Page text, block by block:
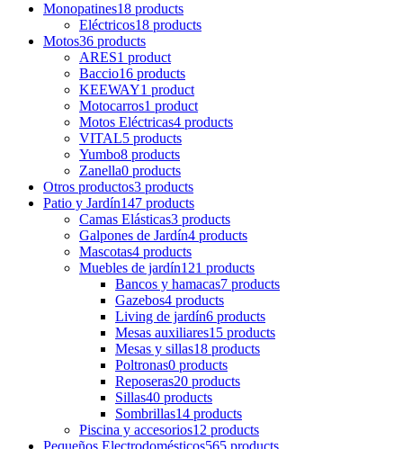
Monopatines18 products
Eléctricos18 products
Motos36 products
ARES1 product
Baccio16 products
KEEWAY1 product
Motocarros1 product
Motos Eléctricas4 products
VITAL5 products
Yumbo8 products
Zanella0 products
Otros productos3 products
Patio y Jardín147 products
Camas Elásticas3 products
Galpones de Jardín4 products
Mascotas4 products
Muebles de jardín121 products
Bancos y hamacas7 products
Gazebos4 products
Living de jardín6 products
Mesas auxiliares15 products
Mesas y sillas18 products
Poltronas0 products
Reposeras20 products
Sillas40 products
Sombrillas14 products
Piscina y accesorios12 products
Pequeños Electrodomésticos565 products